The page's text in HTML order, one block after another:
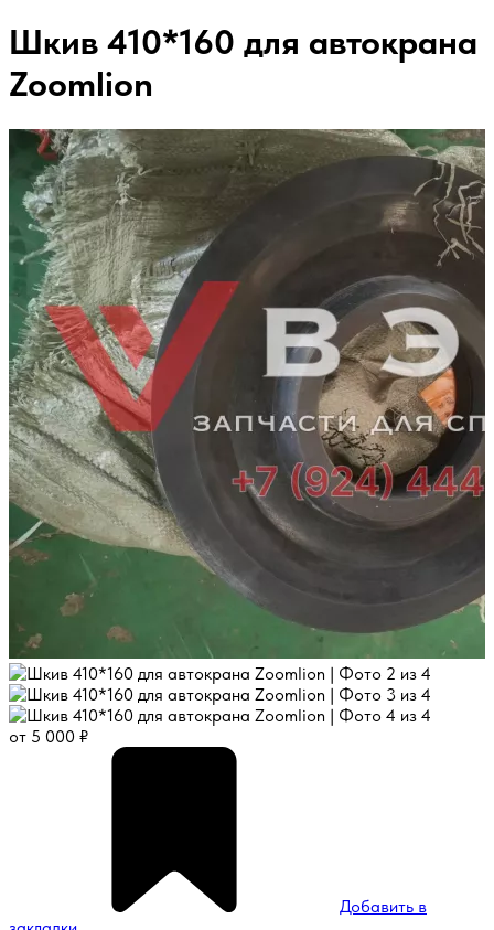
Шкив 410*160 для автокрана
Zoomlion
от 5 000 ₽
Добавить в